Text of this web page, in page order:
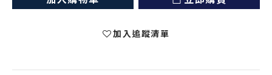
加入追蹤清單